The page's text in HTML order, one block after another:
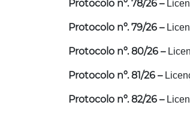
Protocolo nº. 78/26 –
Protocolo nº. 79/26 –
Protocolo nº. 80/26 –
Protocolo nº. 81/26 –
Protocolo nº. 82/26 –